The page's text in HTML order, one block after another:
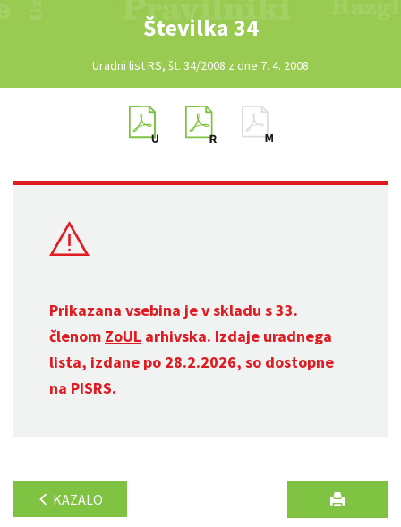
Številka 34
Uradni list RS, št. 34/2008 z dne 7. 4. 2008
Prikazana vsebina je v skladu s 33.
členom ZoUL arhivska. Izdaje uradnega
lista, izdane po 28.2.2026, so dostopne
na PISRS.
KAZALO